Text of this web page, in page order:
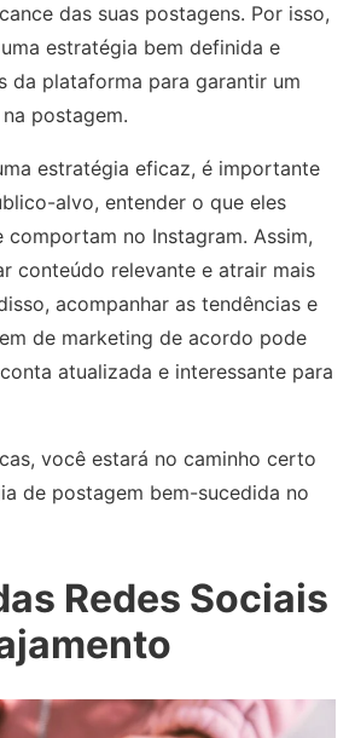
das suas postagens. Por isso,
estratégia bem definida e
da plataforma para garantir um
postagem.
estratégia eficaz, é importante
alvo, entender o que eles
comportam no Instagram. Assim,
conteúdo relevante e atrair mais
acompanhar as tendências e
de marketing de acordo pode
atualizada e interessante para
você estará no caminho certo
de postagem bem-sucedida no
Redes Sociais